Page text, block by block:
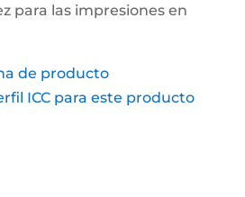
para las impresiones en
de producto
ICC para este producto